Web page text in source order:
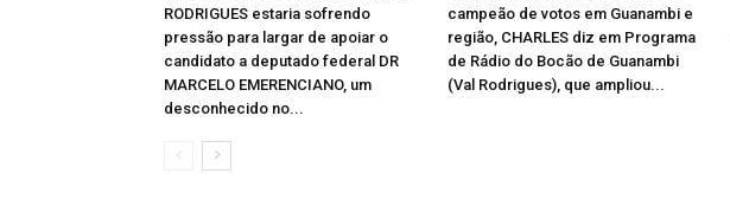
RODRIGUES estaria sofrendo
pressão para largar de apoiar o
candidato a deputado federal DR
MARCELO EMERENCIANO, um
desconhecido no...
campeão de votos em Guanambi e
região, CHARLES diz em Programa
de Rádio do Bocão de Guanambi
(Val Rodrigues), que ampliou...